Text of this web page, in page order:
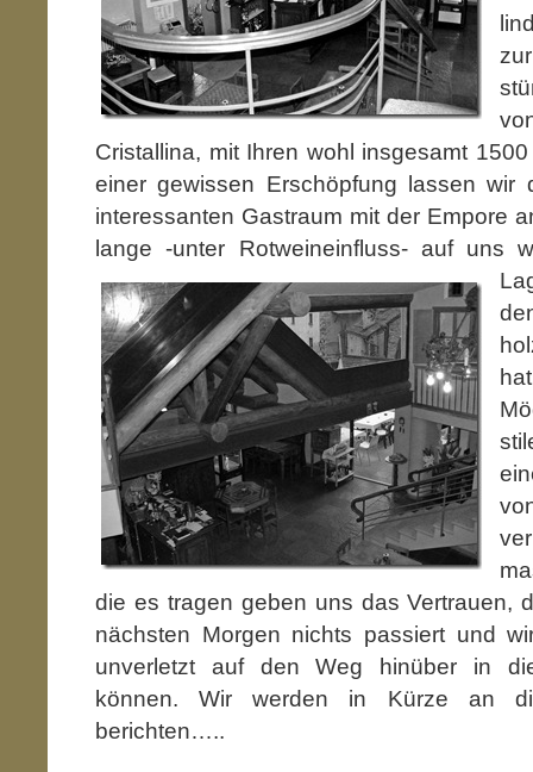
Cristallina, mit Ihren wohl insgesamt
einer gewissen Erschöpfung lassen
interessanten Gastraum mit der Empore
lange -unter Rotweineinfluss- auf uns
die es tragen geben uns das Vertrauen,
nächsten Morgen nichts passiert und
unverletzt auf den Weg hinüber in
können. Wir werden in Kürze an
berichten…..